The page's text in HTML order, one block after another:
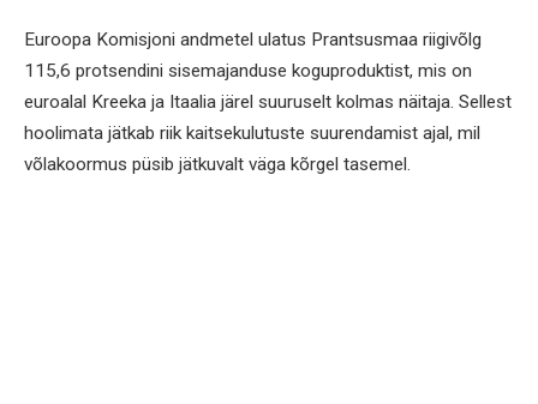
Euroopa Komisjoni andmetel ulatus Prantsusmaa riigivõlg
115,6 protsendini sisemajanduse koguproduktist, mis on
euroalal Kreeka ja Itaalia järel suuruselt kolmas näitaja. Sellest
hoolimata jätkab riik kaitsekulutuste suurendamist ajal, mil
võlakoormus püsib jätkuvalt väga kõrgel tasemel.